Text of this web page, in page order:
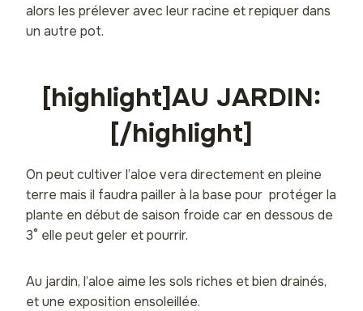
alors les prélever avec leur racine et repiquer dans
un autre pot.
[highlight]AU JARDIN:
[/highlight]
On peut cultiver l’aloe vera directement en pleine
terre mais il faudra pailler à la base pour protéger la
plante en début de saison froide car en dessous de
3° elle peut geler et pourrir.
Au jardin, l’aloe aime les sols riches et bien drainés,
et une exposition ensoleillée.